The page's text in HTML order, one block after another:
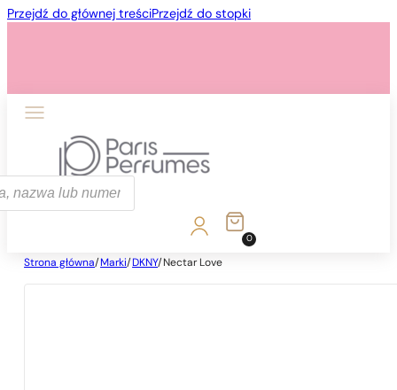
Przejdź do głównej treściPrzejdź do stopki
0
Strona główna/ Marki/ DKNY/ Nectar Love